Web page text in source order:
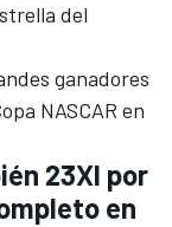
del
ganadores
NASCAR en
23XI por
en